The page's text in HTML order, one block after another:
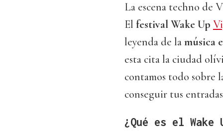
La escena techno de
El festival Wake Up
leyenda de lamúsica
esta cita la ciudad
contamos todo sobre
conseguir tus
¿Qué es el